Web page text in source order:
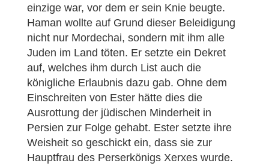
einzige war, vor dem er sein Knie beugte.
Haman wollte auf Grund dieser Beleidigung
nicht nur Mordechai, sondern mit ihm alle
Juden im Land töten. Er setzte ein Dekret
auf, welches ihm durch List auch die
königliche Erlaubnis dazu gab. Ohne dem
Einschreiten von Ester hätte dies die
Ausrottung der jüdischen Minderheit in
Persien zur Folge gehabt. Ester setzte ihre
Weisheit so geschickt ein, dass sie zur
Hauptfrau des Perserkönigs Xerxes wurde.